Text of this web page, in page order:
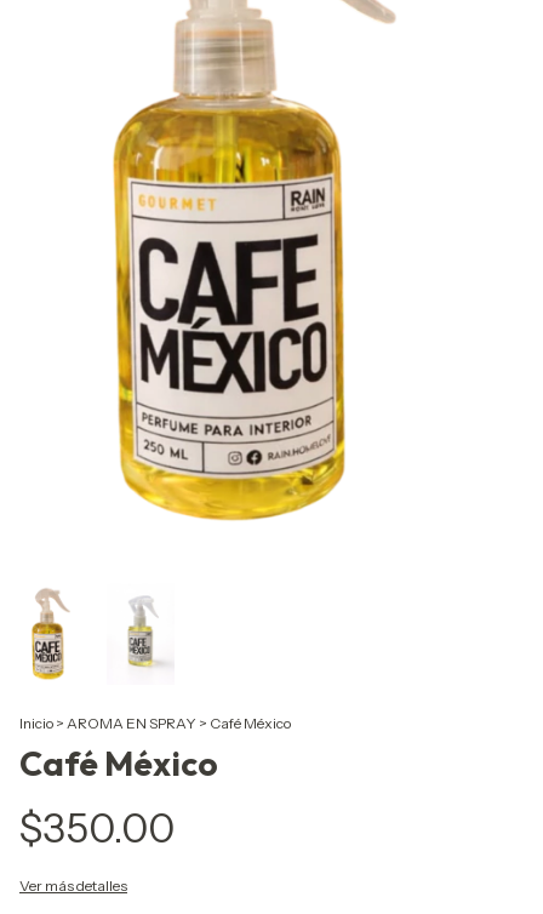
Inicio > AROMA EN SPRAY > Café México
Café México
$350.00
Ver más detalles